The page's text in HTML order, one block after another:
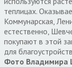
теплицах.
Коммунарская,
естественно,
покупают в этой
для
Фото Владимира